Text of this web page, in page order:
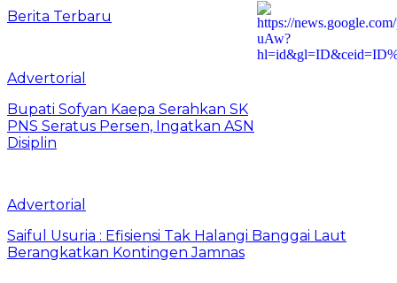
Berita Terbaru
Advertorial
Bupati Sofyan Kaepa Serahkan SK
PNS Seratus Persen, Ingatkan ASN
Disiplin
Advertorial
Saiful Usuria : Efisiensi Tak Halangi Banggai Laut
Berangkatkan Kontingen Jamnas